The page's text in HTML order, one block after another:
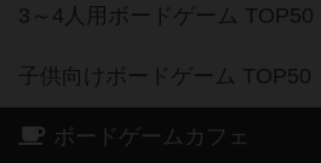
3～4人用ボードゲーム TOP50
子供向けボードゲーム TOP50
ボードゲームカフェ